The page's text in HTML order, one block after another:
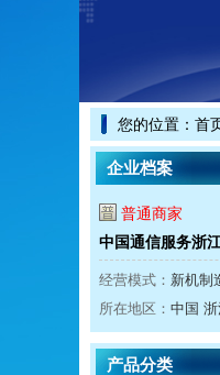
您的位置： 首
企业档案
普通商家
中国通信服务浙
经营模式： 新机制
所在地区： 中国
产品分类